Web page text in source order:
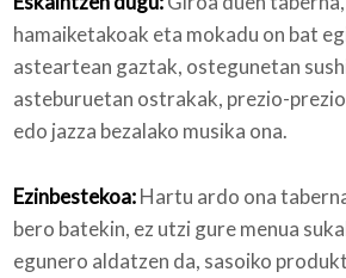
hamaiketakoak eta mokadu on bat
asteartean gaztak, ostegunetan
asteburuetan ostrakak, prezio-
edo jazza bezalako musika ona.
Ezinbestekoa:Hartu ardo ona
bero batekin, ez utzi gure menua
egunero aldatzen da, sasoiko